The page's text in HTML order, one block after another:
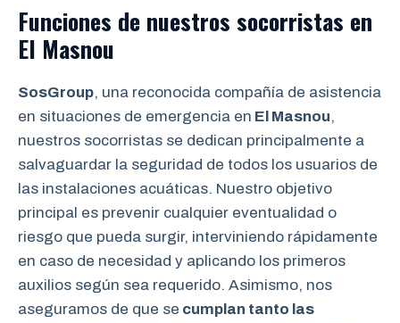
Funciones de nuestros socorristas en
El Masnou
SosGroup, una reconocida compañía de asistencia
en situaciones de emergencia en El Masnou,
nuestros socorristas se dedican principalmente a
salvaguardar la seguridad de todos los usuarios de
las instalaciones acuáticas. Nuestro objetivo
principal es prevenir cualquier eventualidad o
riesgo que pueda surgir, interviniendo rápidamente
en caso de necesidad y aplicando los primeros
auxilios según sea requerido. Asimismo, nos
aseguramos de que se cumplan tanto las